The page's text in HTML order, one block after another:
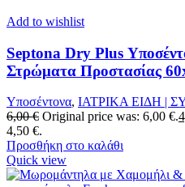
Add to wishlist
Septona Dry Plus
Στρώματα Προστασίας
Υποσέντονα, ΙΑΤΡΙΚΑ ΕΙΔΗ |
6,00€ Original price was: 6,00 €.
4,50 €.
Προσθήκη στο καλάθι
Quick view